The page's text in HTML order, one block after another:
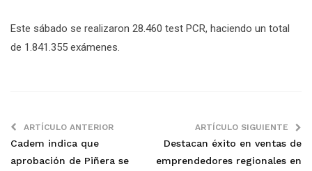
Este sábado se realizaron 28.460 test PCR, haciendo un total
de 1.841.355 exámenes.
ARTÍCULO ANTERIOR
Cadem indica que
aprobación de Piñera se
ARTÍCULO SIGUIENTE
Destacan éxito en ventas de
emprendedores regionales en